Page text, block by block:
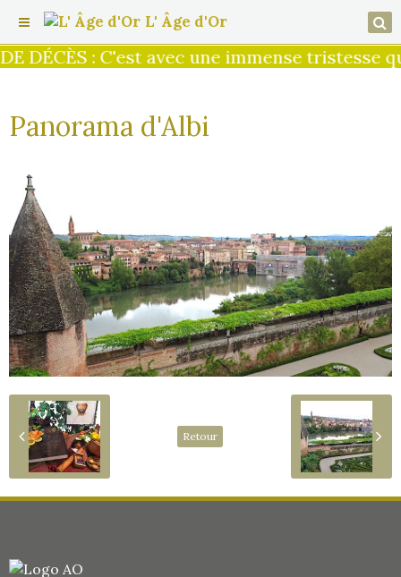
DÉCÈS : C'est avec une immense tristesse
L' Âge d'Or
Panorama d'Albi
Retour